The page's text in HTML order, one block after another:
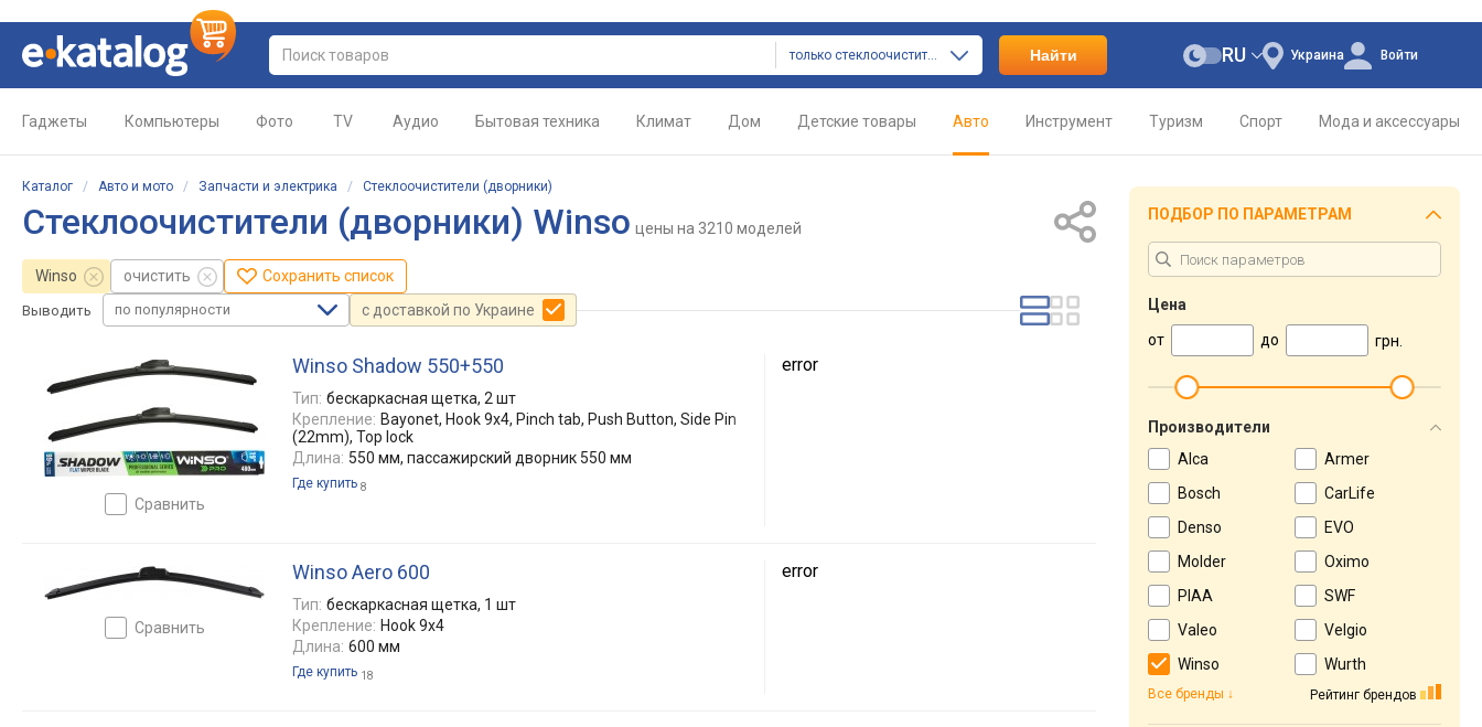
только стеклоочистители (дворники) Найти Украина
RU Войти
Гаджеты Компьютеры Фото TV Аудио Бытовая техника Климат Дом Детские товары Авто Инструмент Туризм Спорт Мода и аксессуары
Каталог / Авто и мото / Запчасти и электрика / Стеклоочистители (дворники)
Стеклоочистители (дворники) Winso цены на 3210 моделей
Winso очистить Сохранить список
Выводить по популярности с доставкой по Украине
сравнить
Winso Shadow 550+550
Тип: бескаркасная щетка, 2 шт
Крепление: Bayonet, Hook 9x4, Pinch tab, Push Button, Side Pin
(22mm), Top lock
Длина: 550 мм, пассажирский дворник 550 мм
Где купить 8
error
сравнить
Winso Aero 600
Тип: бескаркасная щетка, 1 шт
Крепление: Hook 9x4
Длина: 600 мм
Где купить 18
error
ПОДБОР ПО ПАРАМЕТРАМ
Цена
от
до грн.
Производители
Alca
Armer
Bosch
CarLife
Denso
EVO
Molder
Oximo
PIAA
SWF
Valeo
Velgio
Winso
Wurth
Рейтинг брендов
Все бренды